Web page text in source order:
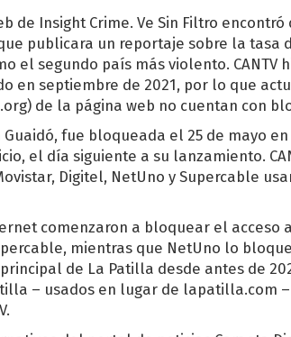
de Insight Crime. Ve Sin Filtro encontró
publicara un reportaje sobre la tasa
el segundo país más violento. CANTV
en septiembre de 2021, por lo que
de la página web no cuentan con
fue bloqueada el 25 de mayo
el día siguiente a su lanzamiento.
Digitel, NetUno y Supercable
comenzaron a bloquear el acceso
mientras que NetUno lo
de La Patilla desde antes de
– usados en lugar de lapatilla.com